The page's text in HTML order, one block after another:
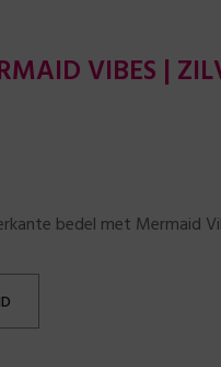
VIBES |
bedel met Mermaid